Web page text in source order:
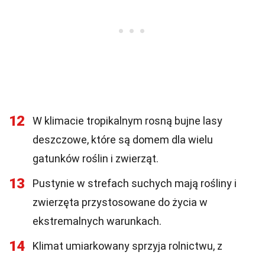
12
W klimacie tropikalnym rosną bujne lasy
deszczowe, które są domem dla wielu
gatunków roślin i zwierząt.
13
Pustynie w strefach suchych mają rośliny i
zwierzęta przystosowane do życia w
ekstremalnych warunkach.
14
Klimat umiarkowany sprzyja rolnictwu, z